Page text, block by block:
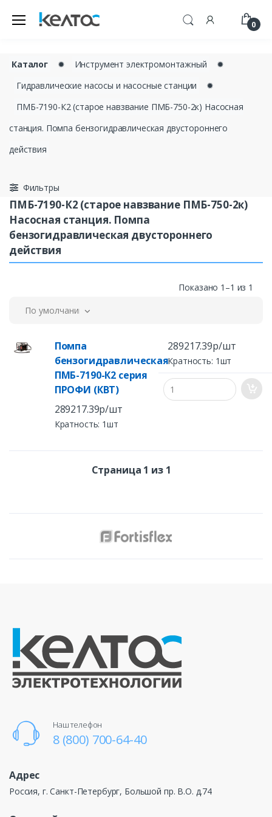
0
Каталог ✹ Инструмент электромонтажный
✹
Гидравлические насосы и насосные станции
✹
ПМБ-7190-К2 (старое навзвание ПМБ-750-2к) Насосная
станция. Помпа бензогидравлическая двустороннего
действия
Фильтры
ПМБ-7190-К2 (старое навзвание ПМБ-750-2к)
Насосная станция. Помпа
бензогидравлическая двустороннего
действия
Показано 1–1 из 1
По умолчанию
Помпа
бензогидравлическая
ПМБ-7190-К2 серия
ПРОФИ (КВТ)
289217.39р/шт
Кратность: 1шт
289217.39р/шт
Кратность: 1шт
Страница 1 из 1
Наш телефон
8 (800) 700-64-40
Адрес
Россия, г. Санкт-Петербург, Большой пр. В.О. д.74